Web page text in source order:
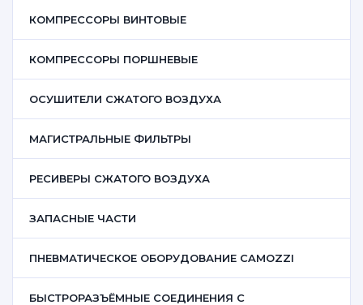
КОМПРЕССОРЫ ВИНТОВЫЕ
КОМПРЕССОРЫ ПОРШНЕВЫЕ
ОСУШИТЕЛИ СЖАТОГО ВОЗДУХА
МАГИСТРАЛЬНЫЕ ФИЛЬТРЫ
РЕСИВЕРЫ СЖАТОГО ВОЗДУХА
ЗАПАСНЫЕ ЧАСТИ
ПНЕВМАТИЧЕСКОЕ ОБОРУДОВАНИЕ CAMOZZI
БЫСТРОРАЗЪЁМНЫЕ СОЕДИНЕНИЯ С